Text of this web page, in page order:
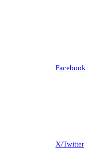
Facebook
X/Twitter